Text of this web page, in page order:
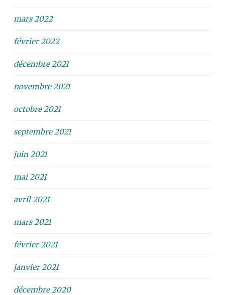
mars 2022
février 2022
décembre 2021
novembre 2021
octobre 2021
septembre 2021
juin 2021
mai 2021
avril 2021
mars 2021
février 2021
janvier 2021
décembre 2020